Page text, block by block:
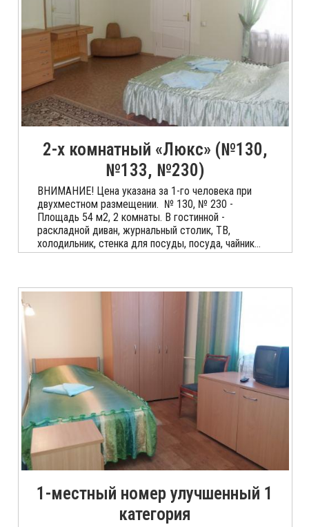
2-х комнатный «Люкс» (№130,
№133, №230)
ВНИМАНИЕ! Цена указана за 1-го человека при
двухместном размещении. № 130, № 230 -
Площадь 54 м2, 2 комнаты. В гостинной -
раскладной диван, журнальный столик, ТВ,
холодильник, стенка для посуды, посуда, чайник...
1-местный номер улучшенный 1
категория